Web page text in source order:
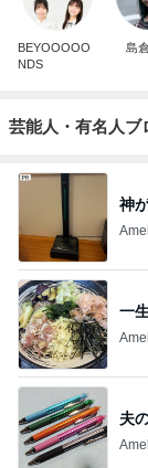
BEYOOOOO
NDS
島
芸能人・有名人ブ
神
一
夫